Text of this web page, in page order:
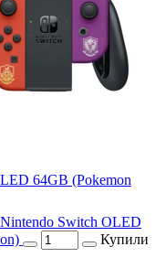
64GB (Pokemon
Switch OLED
Купили